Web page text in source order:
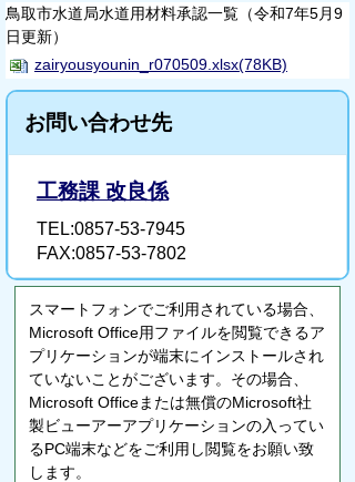
鳥取市水道局水道用材料承認一覧（令和7年5月9
日更新）
zairyousyounin_r070509.xlsx(78KB)
お問い合わせ先
工務課 改良係
TEL:0857-53-7945
FAX:0857-53-7802
スマートフォンでご利用されている場合、
Microsoft Office用ファイルを閲覧できるア
プリケーションが端末にインストールされ
ていないことがございます。その場合、
Microsoft Officeまたは無償のMicrosoft社
製ビューアーアプリケーションの入ってい
るPC端末などをご利用し閲覧をお願い致
します。